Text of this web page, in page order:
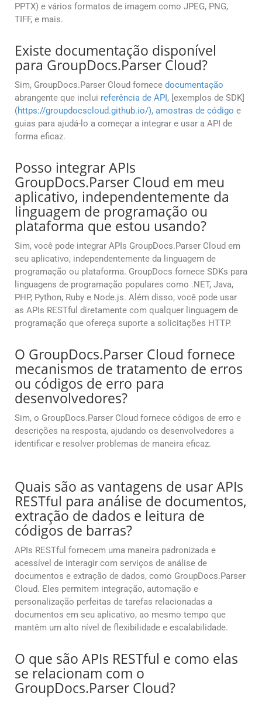
PPTX) e vários formatos de imagem como JPEG, PNG,
TIFF, e mais.
Existe documentação disponível
para GroupDocs.Parser Cloud?
Sim, GroupDocs.Parser Cloud fornece documentação
abrangente que inclui referência de API, [exemplos de SDK]
(https://groupdocscloud.github.io/), amostras de código e
guias para ajudá-lo a começar a integrar e usar a API de
forma eficaz.
Posso integrar APIs
GroupDocs.Parser Cloud em meu
aplicativo, independentemente da
linguagem de programação ou
plataforma que estou usando?
Sim, você pode integrar APIs GroupDocs.Parser Cloud em
seu aplicativo, independentemente da linguagem de
programação ou plataforma. GroupDocs fornece SDKs para
linguagens de programação populares como .NET, Java,
PHP, Python, Ruby e Node.js. Além disso, você pode usar
as APIs RESTful diretamente com qualquer linguagem de
programação que ofereça suporte a solicitações HTTP.
O GroupDocs.Parser Cloud fornece
mecanismos de tratamento de erros
ou códigos de erro para
desenvolvedores?
Sim, o GroupDocs.Parser Cloud fornece códigos de erro e
descrições na resposta, ajudando os desenvolvedores a
identificar e resolver problemas de maneira eficaz.
Quais são as vantagens de usar APIs
RESTful para análise de documentos,
extração de dados e leitura de
códigos de barras?
APIs RESTful fornecem uma maneira padronizada e
acessível de interagir com serviços de análise de
documentos e extração de dados, como GroupDocs.Parser
Cloud. Eles permitem integração, automação e
personalização perfeitas de tarefas relacionadas a
documentos em seu aplicativo, ao mesmo tempo que
mantêm um alto nível de flexibilidade e escalabilidade.
O que são APIs RESTful e como elas
se relacionam com o
GroupDocs.Parser Cloud?